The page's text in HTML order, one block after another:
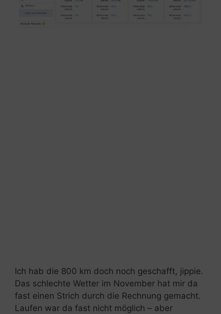
Ich hab die 800 km doch noch geschafft, jippie.
Das schlechte Wetter im November hat mir da
fast einen Strich durch die Rechnung gemacht.
Laufen war da fast nicht möglich – aber